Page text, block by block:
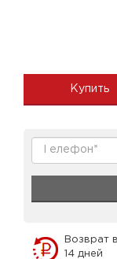
Купить
Возврат
14 дней